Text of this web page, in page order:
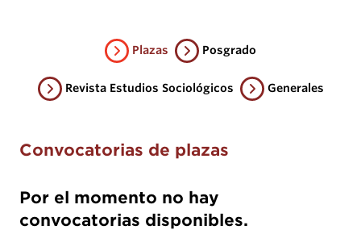
Plazas Posgrado
Revista Estudios Sociológicos Generales
Convocatorias de plazas
Por el momento no hay
convocatorias disponibles.